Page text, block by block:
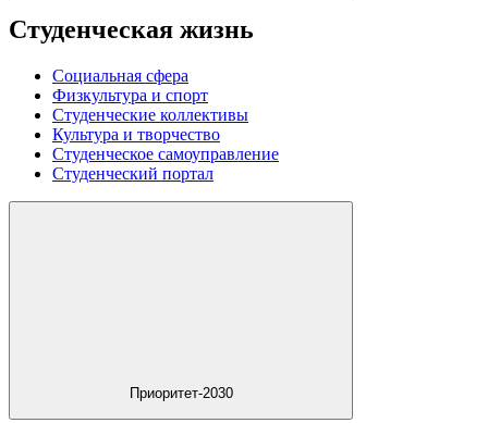
Студенческая жизнь
Социальная сфера
Физкультура и спорт
Студенческие коллективы
Культура и творчество
Студенческое самоуправление
Студенческий портал
Приоритет-2030